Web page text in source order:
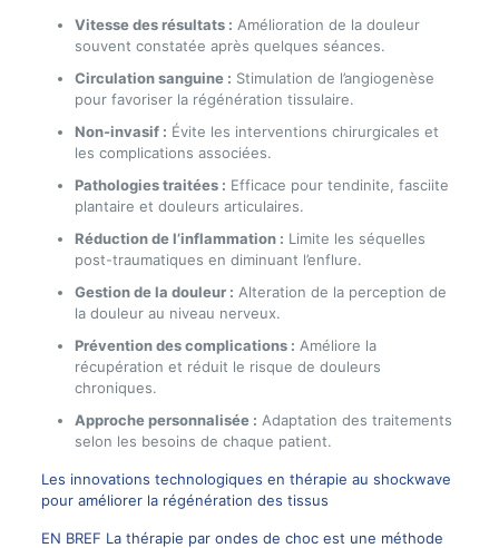
Vitesse des résultats : Amélioration de la douleur
souvent constatée après quelques séances.
Circulation sanguine : Stimulation de l’angiogenèse
pour favoriser la régénération tissulaire.
Non-invasif : Évite les interventions chirurgicales et
les complications associées.
Pathologies traitées : Efficace pour tendinite, fasciite
plantaire et douleurs articulaires.
Réduction de l’inflammation : Limite les séquelles
post-traumatiques en diminuant l’enflure.
Gestion de la douleur : Alteration de la perception de
la douleur au niveau nerveux.
Prévention des complications : Améliore la
récupération et réduit le risque de douleurs
chroniques.
Approche personnalisée : Adaptation des traitements
selon les besoins de chaque patient.
Les innovations technologiques en thérapie au shockwave
pour améliorer la régénération des tissus
EN BREF La thérapie par ondes de choc est une méthode